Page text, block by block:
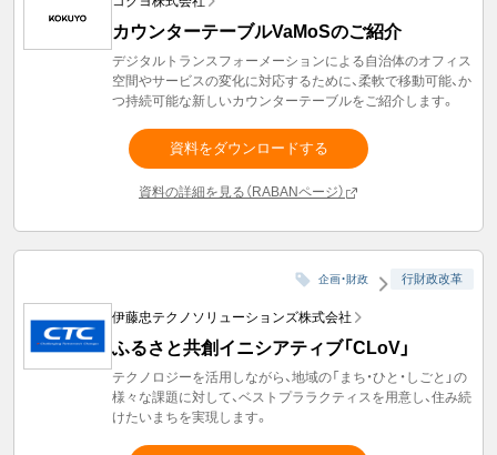
カウンターテーブルVaMoSのご紹介
デジタルトランスフォーメーションによる自治体のオフィス
空間やサービスの変化に対応するために、柔軟で移動可能、か
つ持続可能な新しいカウンターテーブルをご紹介します。
資料をダウンロードする
資料の詳細を見る（RABANページ）
企画・財政 行財政改革
伊藤忠テクノソリューションズ株式会社
ふるさと共創イニシアティブ「CLoV」
テクノロジーを活用しながら、地域の「まち・ひと・しごと」の
様々な課題に対して、ベストプララクティスを用意し、住み続
けたいまちを実現します。